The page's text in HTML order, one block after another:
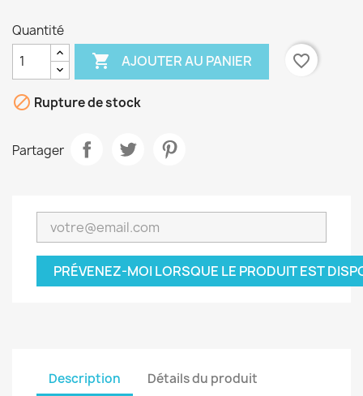
Quantité
 AJOUTER AU PANIER favorite_border
 Rupture de stock
Partager
PRÉVENEZ-MOI LORSQUE LE PRODUIT EST
Description
Détails du produit